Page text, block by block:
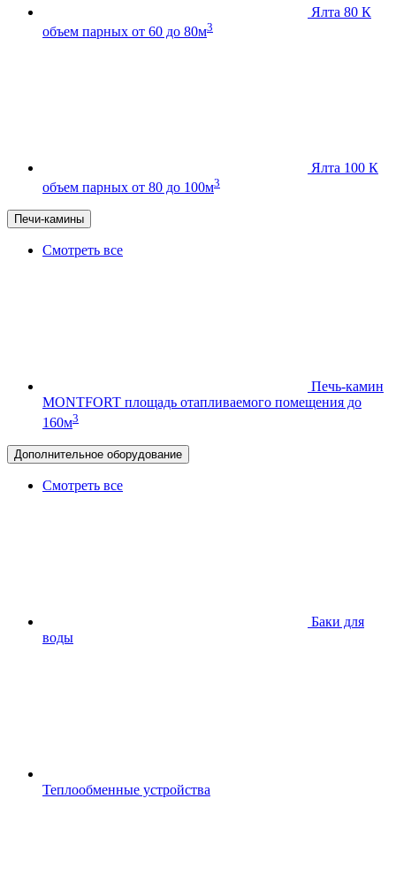
Ялта 80 К
объем парных от 60 до 80м3
Ялта 100 К
объем парных от 80 до 100м3
Печи-камины
Смотреть все
Печь-камин
MONTFORT площадь отапливаемого помещения до
160м3
Дополнительное оборудование
Смотреть все
Баки для
воды
Теплообменные устройства